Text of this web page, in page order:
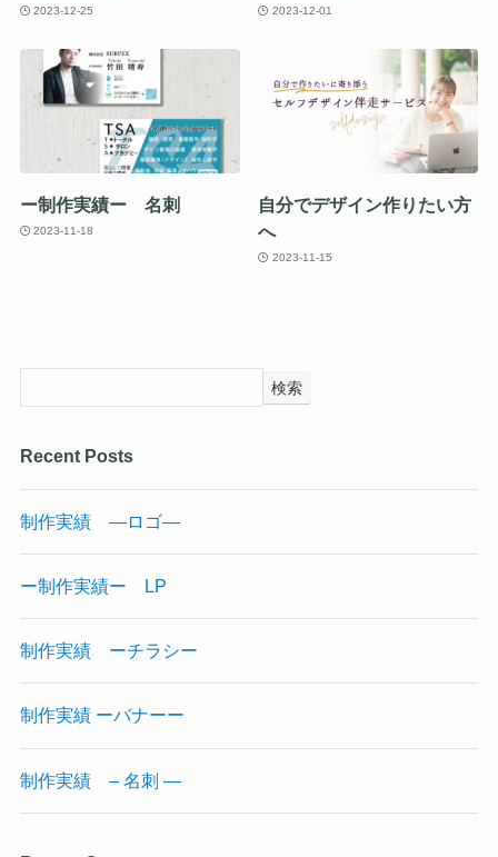
2023-12-25 2023-12-01
ー制作実績ー 名刺
2023-11-18
自分でデザイン作りたい方
へ
2023-11-15
検索
Recent Posts
制作実績 —ロゴ—
ー制作実績ー LP
制作実績 ーチラシー
制作実績 ーバナーー
制作実績 – 名刺 —